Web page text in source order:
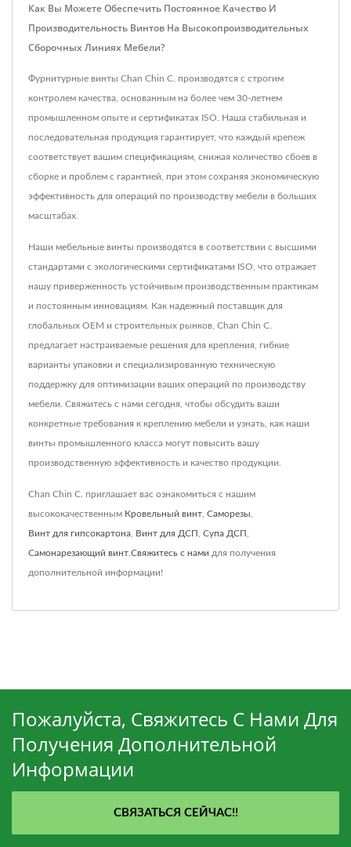
Как Вы Можете Обеспечить Постоянное Качество И
Производительность Винтов На Высокопроизводительных
Сборочных Линиях Мебели?
Фурнитурные винты Chan Chin C. производятся с строгим
контролем качества, основанным на более чем 30-летнем
промышленном опыте и сертификатах ISO. Наша стабильная и
последовательная продукция гарантирует, что каждый крепеж
соответствует вашим спецификациям, снижая количество сбоев в
сборке и проблем с гарантией, при этом сохраняя экономическую
эффективность для операций по производству мебели в больших
масштабах.
Наши мебельные винты производятся в соответствии с высшими
стандартами с экологическими сертификатами ISO, что отражает
нашу приверженность устойчивым производственным практикам
и постоянным инновациям. Как надежный поставщик для
глобальных OEM и строительных рынков, Chan Chin C.
предлагает настраиваемые решения для крепления, гибкие
варианты упаковки и специализированную техническую
поддержку для оптимизации ваших операций по производству
мебели. Свяжитесь с нами сегодня, чтобы обсудить ваши
конкретные требования к креплению мебели и узнать, как наши
винты промышленного класса могут повысить вашу
производственную эффективность и качество продукции.
Chan Chin C. приглашает вас ознакомиться с нашим
высококачественным Кровельный винт Саморезы
Винт для гипсокартона Винт для ДСП Супа ДСП
Самонарезающий винт Свяжитесь с нами для получения
дополнительной информации!
Пожалуйста, Свяжитесь С Нами Для
Получения Дополнительной
Информации
СВЯЗАТЬСЯ СЕЙЧАС!!